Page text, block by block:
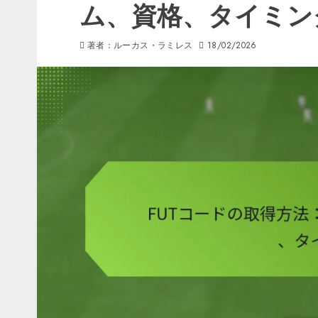
ム、資格、タイミ
著者：ルーカス・ラミレス 18/02/2026